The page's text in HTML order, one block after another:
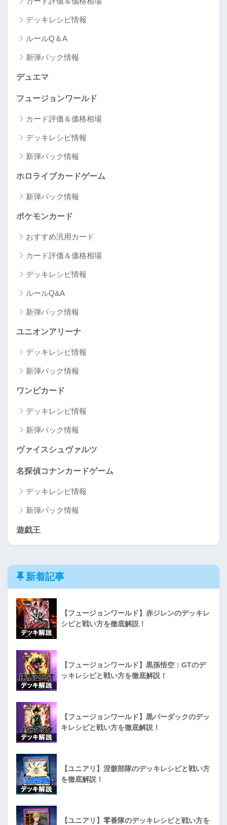
デッキレシピ情報
ルールQ＆A
新弾パック情報
デュエマ
フュージョンワールド
カード評価＆価格相場
デッキレシピ情報
新弾パック情報
ホロライブカードゲーム
新弾パック情報
ポケモンカード
おすすめ汎用カード
カード評価＆価格相場
デッキレシピ情報
ルールQ&A
新弾パック情報
ユニオンアリーナ
デッキレシピ情報
新弾パック情報
ワンピカード
デッキレシピ情報
新弾パック情報
ヴァイスシュヴァルツ
名探偵コナンカードゲーム
デッキレシピ情報
新弾パック情報
遊戯王
新着記事
【フュージョンワールド】赤ジレンのデッキレ
シピと戦い方を徹底解説！
【フュージョンワールド】黒孫悟空：GTのデ
ッキレシピと戦い方を徹底解説！
【フュージョンワールド】黒バーダックのデッ
キレシピと戦い方を徹底解説！
【ユニアリ】涅骸部隊のデッキレシピと戦い方
を徹底解説！
【ユニアリ】零番隊のデッキレシピと戦い方を